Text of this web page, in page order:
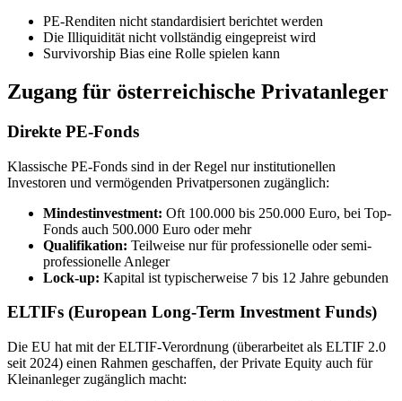
PE-Renditen nicht standardisiert berichtet werden
Die Illiquidität nicht vollständig eingepreist wird
Survivorship Bias eine Rolle spielen kann
Zugang für österreichische Privatanleger
Direkte PE-Fonds
Klassische PE-Fonds sind in der Regel nur institutionellen
Investoren und vermögenden Privatpersonen zugänglich:
Mindestinvestment: Oft 100.000 bis 250.000 Euro, bei Top-
Fonds auch 500.000 Euro oder mehr
Qualifikation: Teilweise nur für professionelle oder semi-
professionelle Anleger
Lock-up: Kapital ist typischerweise 7 bis 12 Jahre gebunden
ELTIFs (European Long-Term Investment Funds)
Die EU hat mit der ELTIF-Verordnung (überarbeitet als ELTIF 2.0
seit 2024) einen Rahmen geschaffen, der Private Equity auch für
Kleinanleger zugänglich macht: